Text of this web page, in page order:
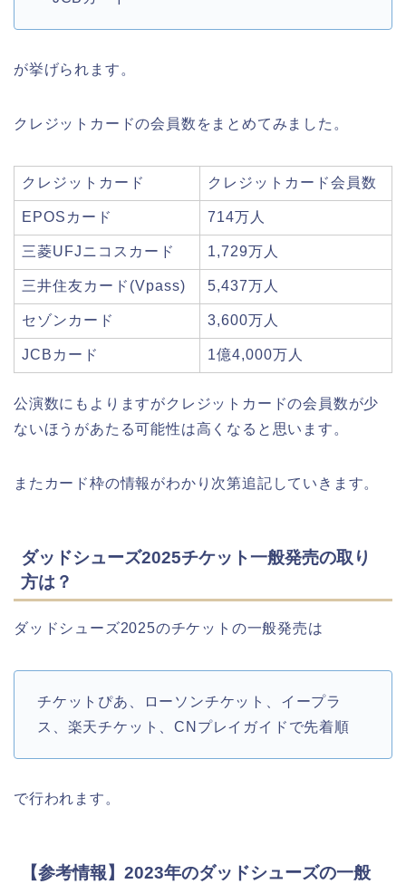
が挙げられます。
クレジットカードの会員数をまとめてみました。
クレジットカード クレジットカード会員数
EPOSカード 714万人
三菱UFJニコスカード 1,729万人
三井住友カード(Vpass) 5,437万人
セゾンカード 3,600万人
JCBカード 1億4,000万人
公演数にもよりますがクレジットカードの会員数が少
ないほうがあたる可能性は高くなると思います。
またカード枠の情報がわかり次第追記していきます。
ダッドシューズ2025チケット一般発売の取り
方は？
ダッドシューズ2025のチケットの一般発売は
チケットぴあ、ローソンチケット、イープラ
ス、楽天チケット、CNプレイガイドで先着順
で行われます。
【参考情報】2023年のダッドシューズの一般